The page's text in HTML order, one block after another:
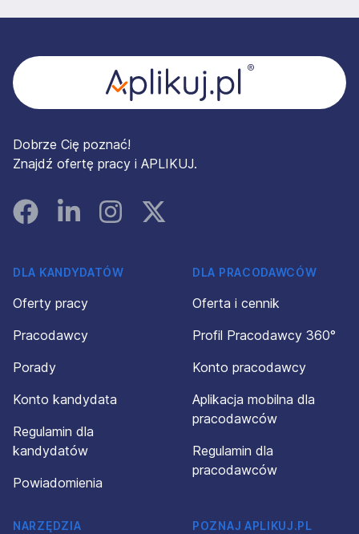
Dobrze Cię poznać!
Znajdź ofertę pracy i APLIKUJ.
FacebookLinked InInstagramInstagram
DLA KANDYDATÓW
Oferty pracy
Pracodawcy
Porady
Konto kandydata
Regulamin dla
kandydatów
Powiadomienia
DLA PRACODAWCÓW
Oferta i cennik
Profil Pracodawcy 360°
Konto pracodawcy
Aplikacja mobilna dla
pracodawców
Regulamin dla
pracodawców
NARZĘDZIA
POZNAJ APLIKUJ.PL